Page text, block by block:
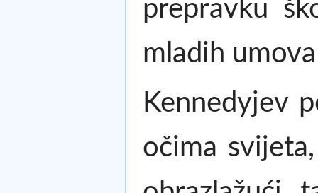
prepravku
mladih umova
Kennedyjev
očima